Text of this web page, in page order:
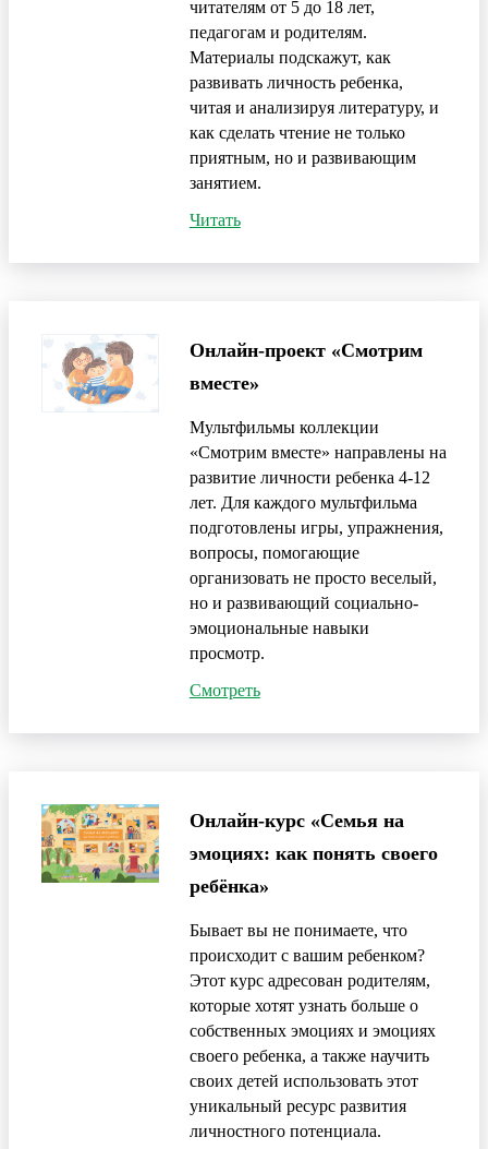
читателям от 5 до 18 лет,
педагогам и родителям.
Материалы подскажут, как
развивать личность ребенка,
читая и анализируя литературу, и
как сделать чтение не только
приятным, но и развивающим
занятием.
Читать
Онлайн-проект «Смотрим
вместе»
Мультфильмы коллекции
«Смотрим вместе» направлены на
развитие личности ребенка 4-12
лет. Для каждого мультфильма
подготовлены игры, упражнения,
вопросы, помогающие
организовать не просто веселый,
но и развивающий социально-
эмоциональные навыки
просмотр.
Смотреть
Онлайн-курс «Семья на
эмоциях: как понять своего
ребёнка»
Бывает вы не понимаете, что
происходит с вашим ребенком?
Этот курс адресован родителям,
которые хотят узнать больше о
собственных эмоциях и эмоциях
своего ребенка, а также научить
своих детей использовать этот
уникальный ресурс развития
личностного потенциала.